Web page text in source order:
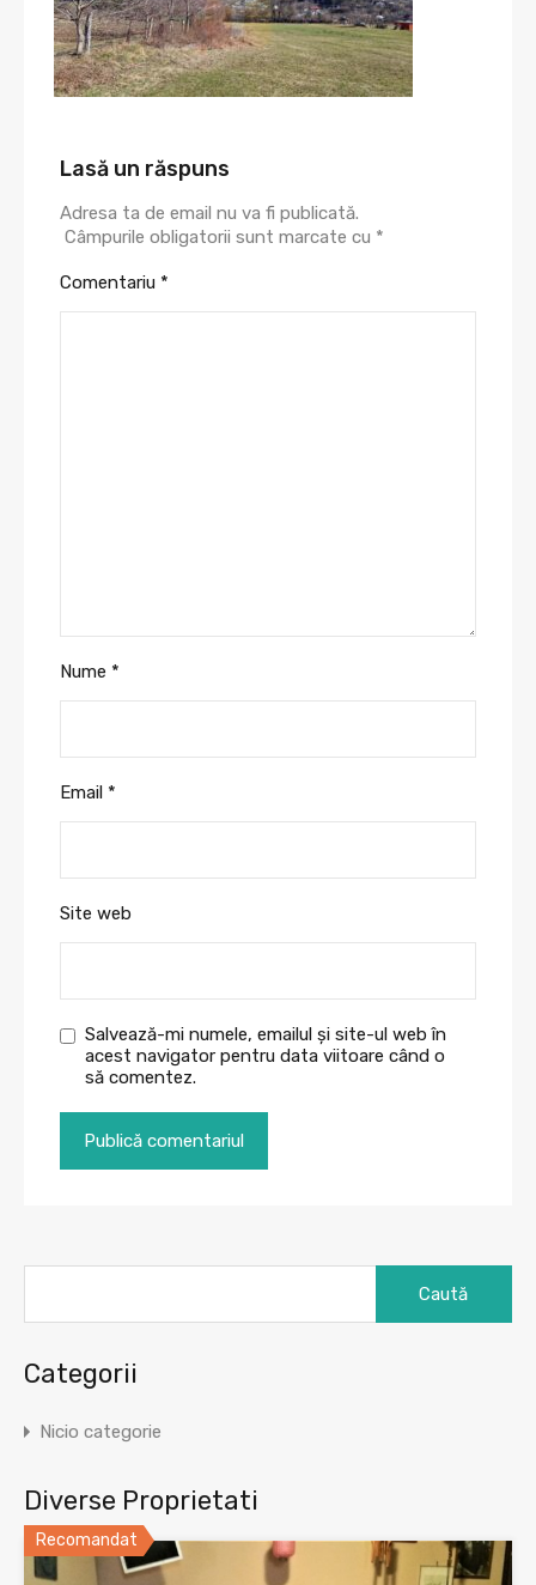
Lasă un răspuns
Adresa ta de email nu va fi publicată.
Câmpurile obligatorii sunt marcate cu *
Comentariu *
Nume *
Email *
Site web
Salvează-mi numele, emailul și site-ul web în
acest navigator pentru data viitoare când o
să comentez.
Categorii
Nicio categorie
Diverse Proprietati
Recomandat